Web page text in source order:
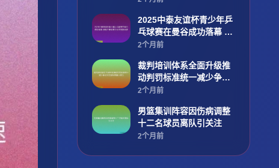
2025中泰友谊杯青少年乒
乓球赛在曼谷成功落幕 展
现中泰体育文化交流新风
2个月前
裁判培训体系全面升级推
动判罚标准统一减少争议
判罚提升赛事公信力
2个月前
男篮集训阵容因伤病调整
十二名球员离队引关注
2个月前